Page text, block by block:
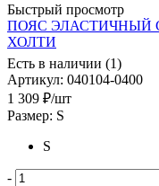
Быстрый просмотр
ПОЯС ЭЛАСТИЧНЫЙ
ХОЛТИ
Есть в наличии (1)
Артикул: 040104-0400
1 309 ₽/шт
Размер: S
S
-